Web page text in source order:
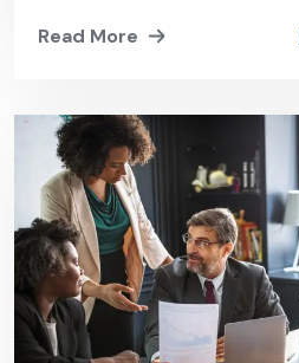
Read More